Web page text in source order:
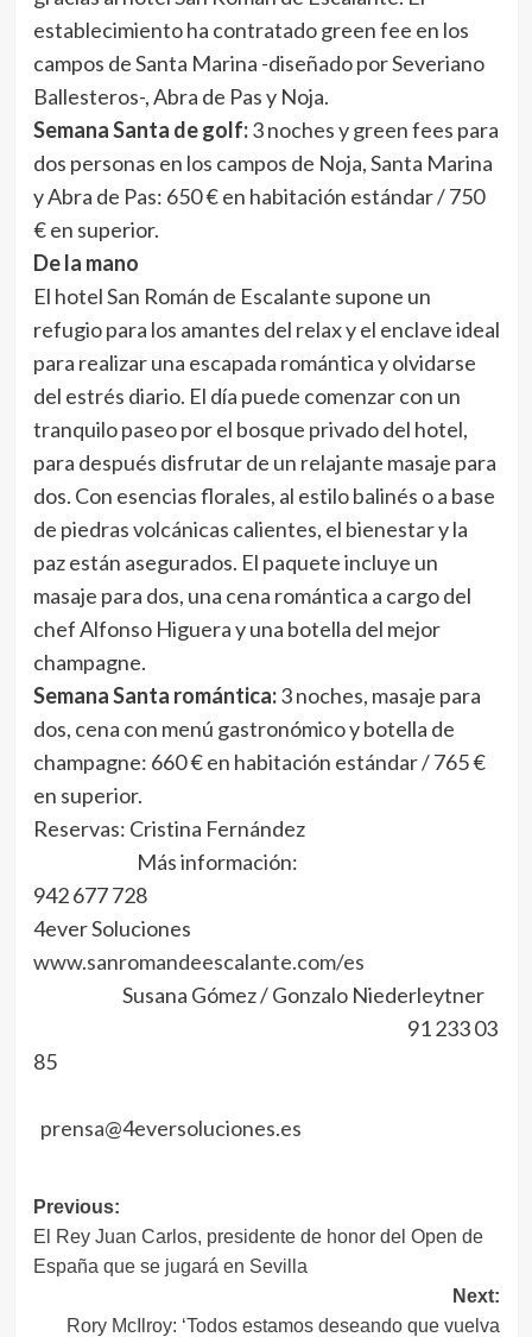
establecimiento ha contratado green fee en los
campos de Santa Marina -diseñado por Severiano
Ballesteros-, Abra de Pas y Noja.
Semana Santa de golf:3 noches y green fees para
dos personas en los campos de Noja, Santa Marina
y Abra de Pas: 650 € en habitación estándar / 750
€ en superior.
De la mano
El hotel San Román de Escalante supone un
refugio para los amantes del relax y el enclave ideal
para realizar una escapada romántica y olvidarse
del estrés diario. El día puede comenzar con un
tranquilo paseo por el bosque privado del hotel,
para después disfrutar de un relajante masaje para
dos. Con esencias florales, al estilo balinés o a base
de piedras volcánicas calientes, el bienestar y la
paz están asegurados. El paquete incluye un
masaje para dos, una cena romántica a cargo del
chef Alfonso Higuera y una botella del mejor
champagne.
Semana Santa romántica:3 noches, masaje para
dos, cena con menú gastronómico y botella de
champagne: 660 € en habitación estándar / 765 €
en superior.
Reservas: Cristina Fernández
Más información:
942 677 728
4ever Soluciones
www.sanromandeescalante.com/es
Susana Gómez / Gonzalo Niederleytner
91 233 03
85
prensa@4eversoluciones.es
Navegación
de
entradas
Previous:
El Rey Juan Carlos, presidente de honor del Open de
España que se jugará en Sevilla
Next:
Rory McIlroy: ‘Todos estamos deseando que vuelva